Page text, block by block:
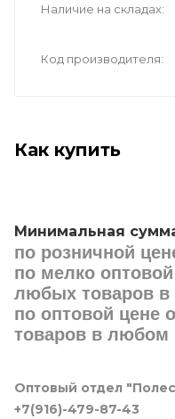
Наличие на складах
Код производителя
Как купить
Минимальная
по розничной
по мелко
любых товаров
по оптовой цене
товаров в любом
Оптовый отдел
+7(916)-479-87-43